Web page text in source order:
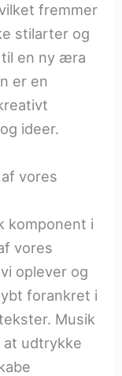
fremmer
stilarter og
en ny æra
er en
ideer.
vores
komponent i
vores
oplever og
forankret i
Musik
at udtrykke